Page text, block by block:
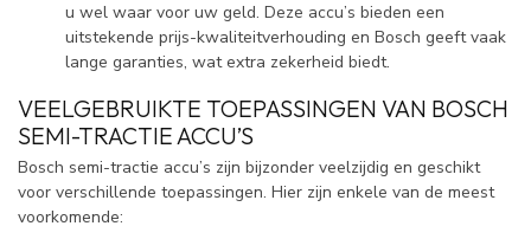
u wel waar voor uw geld. Deze accu’s bieden een
uitstekende prijs-kwaliteitverhouding en Bosch geeft vaak
lange garanties, wat extra zekerheid biedt.
VEELGEBRUIKTE TOEPASSINGEN VAN BOSCH
SEMI-TRACTIE ACCU’S
Bosch semi-tractie accu’s zijn bijzonder veelzijdig en geschikt
voor verschillende toepassingen. Hier zijn enkele van de meest
voorkomende: